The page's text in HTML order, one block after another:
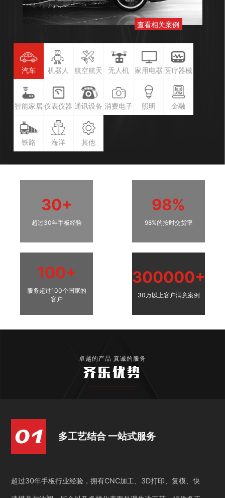
查看相关案例
汽车 机器人 航空航天 无人机 家用电器 医疗器械
智能家居 仪表仪器 通讯设备 消费电子 照明 金融
铁路 海洋 其他
30+
超过30年手板经验
98%
98%的按时交货率
100+
服务超过100个国家的
客户
300000+
30万以上客户满意案例
卓越的产品 真诚的服务
齐乐优势
多工艺结合 一站式服务
超过30年手板行业经验，拥有CNC加工、3D打印、复模、快